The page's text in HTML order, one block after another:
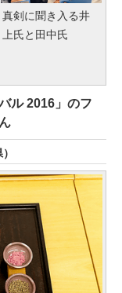
真剣に聞き入る井
上氏と田中氏
ル 2016」のフ